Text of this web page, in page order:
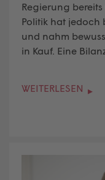
Regierung
Politik hat jedoch
und nahm
in Kauf. Eine
WEITERLESEN